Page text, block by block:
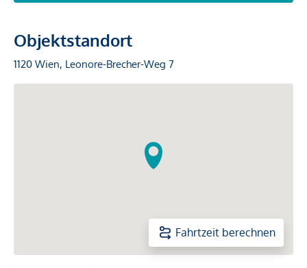
Objektstandort
1120 Wien, Leonore-Brecher-Weg 7
Fahrtzeit berechnen